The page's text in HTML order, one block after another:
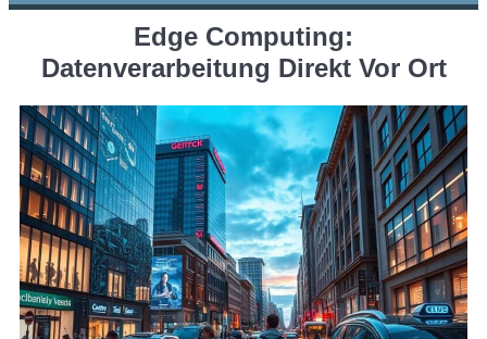
Edge Computing:
Datenverarbeitung Direkt Vor Ort